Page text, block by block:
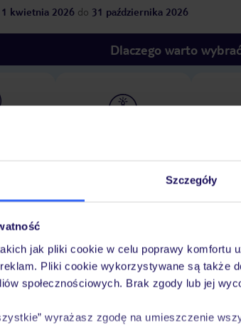
Szczegóły
jak pliki cookie w celu poprawy komfortu
Pliki cookie wykorzystywane są także
społecznościowych. Brak zgody lub jej
wyrażasz zgodę na umieszczenie
1 kwietnia 2026 do 31 października 2026
Dlaczego warto